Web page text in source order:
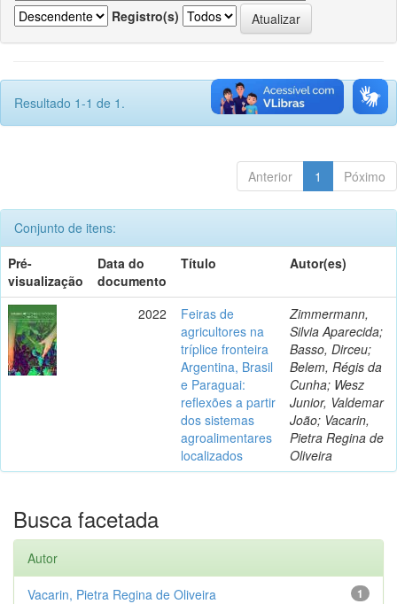
Registro(s)
Resultado 1-1 de 1.
Anterior 1 Póximo
Conjunto de itens:
Pré-
visualização
Data do
documento
Título Autor(es)
2022
Feiras de
agricultores na
tríplice fronteira
Argentina, Brasil
e Paraguai:
reflexões a partir
dos sistemas
agroalimentares
localizados
Zimmermann,
Silvia Aparecida;
Basso, Dirceu;
Belem, Régis da
Cunha; Wesz
Junior, Valdemar
João; Vacarin,
Pietra Regina de
Oliveira
Busca facetada
Autor
1
Vacarin, Pietra Regina de Oliveira